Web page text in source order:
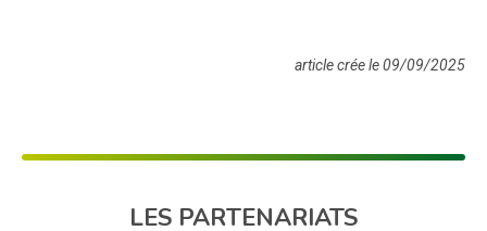
article crée le 09/09/2025
LES PARTENARIATS